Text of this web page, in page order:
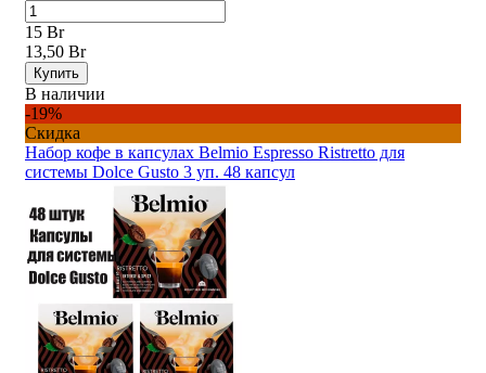
15 Br
13,50 Br
Купить
В наличии
-19%
Скидка
Набор кофе в капсулах Belmio Espresso Ristretto для
системы Dolce Gusto 3 уп. 48 капсул